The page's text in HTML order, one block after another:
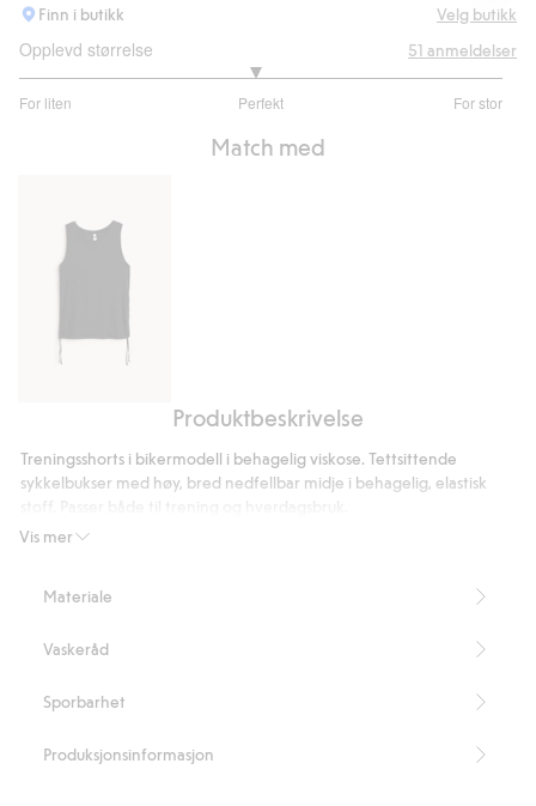
Finn i butikk
Velg butikk
Opplevd størrelse
For liten Perfekt For stor
av
51 anmeldelser
Match med
snor
Produktbeskrivelse
Vis mer
Treningsshorts i bikermodell i behagelig viskose. Tettsittende
sykkelbukser med høy, bred nedfellbar midje i behagelig, elastisk
Tettsittende passform
Stretch
Inneholder 93 % Livaeco by Birla Cellulose™-viskosefiber.
LENZING™ ECOVERO™ Blend
Materiale
Vaskeråd
Sporbarhet
Produksjonsinformasjon